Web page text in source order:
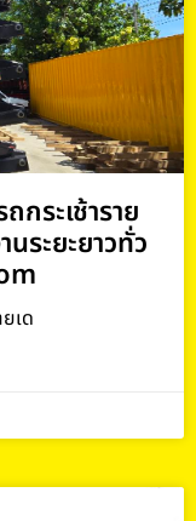
กระเช้าราย
ระยะยาวทั่ว
เด